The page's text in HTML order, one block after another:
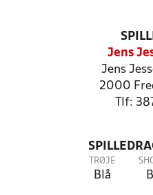
Jens
Jens
2000
Tlf:
TRØJE
Blå